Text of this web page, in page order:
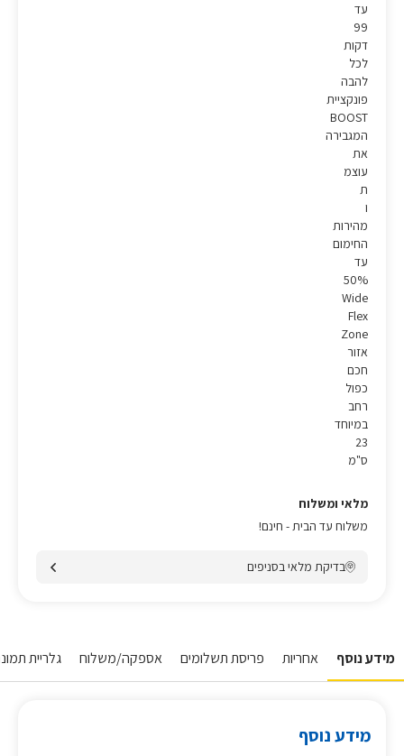
עד
99
דקות
לכל
להבה
פונקציית
BOOST
המגבירה
את
עוצמ
ת
ו
מהירות
החימום
עד
50%
Wide
Flex
Zone
אזור
חכם
כפול
רחב
במיוחד
23
ס"מ
מלאי ומשלוח
משלוח עד הבית - חינם!
בדיקת מלאי בסניפים
מידע נוסף אחריות פריסת תשלומים אספקה/משלוח גלריית
מידע נוסף